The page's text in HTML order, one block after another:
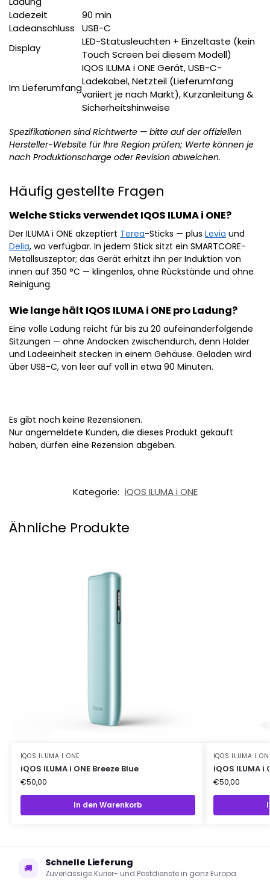
Ladezeit
90 min
Ladeanschluss
USB-C
Display
LED-Statusleuchten + Einzeltaste (kein
Touch Screen bei diesem Modell)
Im Lieferumfang
IQOS ILUMA i ONE Gerät, USB-C-
Ladekabel, Netzteil (Lieferumfang
variiert je nach Markt), Kurzanleitung &
Sicherheitshinweise
Spezifikationen sind Richtwerte — bitte auf der offiziellen
Hersteller-Website für Ihre Region prüfen; Werte können je
nach Produktionscharge oder Revision abweichen.
Häufig gestellte Fragen
Welche Sticks verwendet IQOS ILUMA i ONE?
Der ILUMA i ONE akzeptiert Terea-Sticks — plus Levia und
Delia, wo verfügbar. In jedem Stick sitzt ein SMARTCORE-
Metallsuszeptor; das Gerät erhitzt ihn per Induktion von
innen auf 350 °C — klingenlos, ohne Rückstände und ohne
Reinigung.
Wie lange hält IQOS ILUMA i ONE pro Ladung?
Eine volle Ladung reicht für bis zu 20 aufeinanderfolgende
Sitzungen — ohne Andocken zwischendurch, denn Holder
und Ladeeinheit stecken in einem Gehäuse. Geladen wird
über USB-C, von leer auf voll in etwa 90 Minuten.
Es gibt noch keine Rezensionen.
Nur angemeldete Kunden, die dieses Produkt gekauft
haben, dürfen eine Rezension abgeben.
Kategorie: iQOS ILUMA i ONE
Ähnliche Produkte
IQOS ILUMA I ONE
iQOS ILUMA i ONE Breeze Blue
€50,00
In den Warenkorb
IQOS ILUMA I
iQOS ILUMA
€50,00
🚚 Schnelle Lieferung
Zuverlässige Kurier- und Postdienste in ganz Europa.